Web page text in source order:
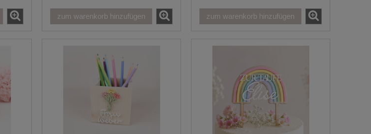
zum warenkorb hinzufügen zum warenkorb hinzufügen